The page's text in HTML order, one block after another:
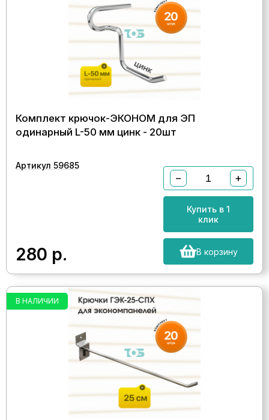
Комплект крючок-ЭКОНОМ для ЭП
одинарный L-50 мм цинк - 20шт
Артикул 59685
280 р.
− +
Купить в 1
клик
В корзину
В НАЛИЧИИ